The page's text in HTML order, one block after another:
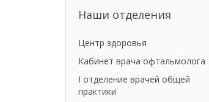
Наши отделения
Центр здоровья
Кабинет врача офтальмолога
I отделение врачей общей
практики